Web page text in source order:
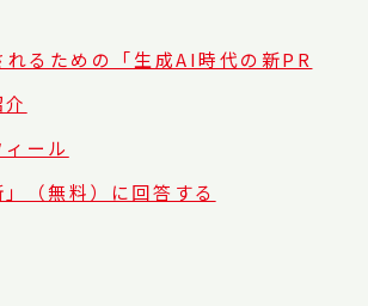
れるための「生成AI時代の新PR
ィール
」（無料）に回答する